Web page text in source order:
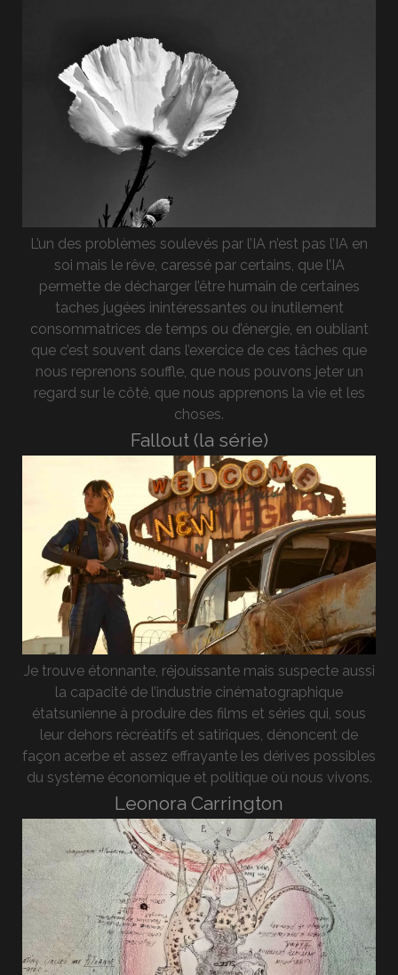
L’un des problèmes soulevés par l’IA n’est pas l’IA en
soi mais le rêve, caressé par certains, que l’IA
permette de décharger l’être humain de certaines
taches jugées inintéressantes ou inutilement
consommatrices de temps ou d’énergie, en oubliant
que c’est souvent dans l’exercice de ces tâches que
nous reprenons souffle, que nous pouvons jeter un
regard sur le côté, que nous apprenons la vie et les
choses.
Fallout (la série)
Je trouve étonnante, réjouissante mais suspecte aussi
la capacité de l’industrie cinématographique
étatsunienne à produire des films et séries qui, sous
leur dehors récréatifs et satiriques, dénoncent de
façon acerbe et assez effrayante les dérives possibles
du système économique et politique où nous vivons.
Leonora Carrington